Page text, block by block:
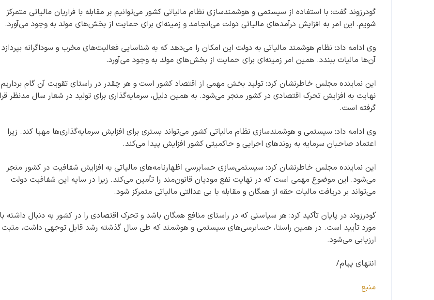
گودرزوند گفت: با استفاده از سیستمی و هوشمندسازی نظام مالیاتی کشور می‌توانیم بر مقابله با فراریان مالیاتی متمرکز
شویم. این امر به افزایش درآمدهای مالیاتی دولت می‌انجامد و زمینه‌ای برای حمایت از بخش‌های مولد به وجود می‌آورد.
وی ادامه داد: نظام هوشمند مالیاتی به دولت این امکان را می‌دهد که به شناسایی فعالیت‌های مخرب و سوداگرانه بپردازد
آن‌ها مالیات ببندد. همین امر زمینه‌ای برای حمایت از بخش‌های مولد به وجود می‌آورد.
این نماینده مجلس خاطرنشان کرد: تولید بخش مهمی از اقتصاد کشور است و هر چقدر در راستای تقویت آن گام
نهایت به افزایش تحرک اقتصادی در کشور منجر می‌شود. به همین دلیل، سرمایه‌گذاری برای تولید در شعار سال مدنظر
گرفته است.
وی ادامه داد: سیستمی و هوشمندسازی نظام مالیاتی کشور می‌تواند بستری برای افزایش سرمایه‌گذاری‌ها مهیا کند. زیرا
اعتماد صاحبان سرمایه به روندهای اجرایی و حاکمیتی کشور افزایش پیدا می‌کند.
این نماینده مجلس خاطرنشان کرد: سیستمی‌سازی حسابرسی‌ اظهارنامه‌های مالیاتی به افزایش شفافیت در کشور منجر
می‌شود. این موضوع مهمی است که در نهایت نفع مودیان قانون‌مند را تأمین می‌کند. زیرا در سایه این شفافیت دولت
می‌تواند بر دریافت مالیات حقه از همگان و مقابله با بی عدالتی مالیاتی متمرکز شود.
گودرزوند در پایان تأکید کرد: هر سیاستی که در راستای منافع همگان باشد و تحرک اقتصادی را در کشور به دنبال داشته
مورد تأیید است. در همین راستا، حسابرسی‌های سیستمی و هوشمند که طی سال گذشته رشد قابل توجهی داشت، مثبت
ارزیابی می‌شود.
انتهای پیام/
منبع